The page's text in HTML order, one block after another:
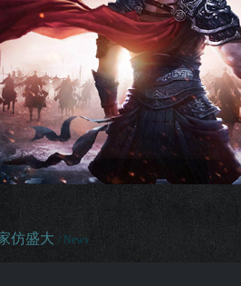
仿盛大 / News